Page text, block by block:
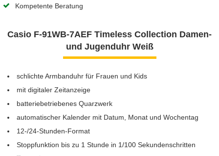
Kompetente Beratung
Casio F-91WB-7AEF Timeless Collection Damen-
und Jugenduhr Weiß
schlichte Armbanduhr für Frauen und Kids
mit digitaler Zeitanzeige
batteriebetriebenes Quarzwerk
automatischer Kalender mit Datum, Monat und Wochentag
12-/24-Stunden-Format
Stoppfunktion bis zu 1 Stunde in 1/100 Sekundenschritten